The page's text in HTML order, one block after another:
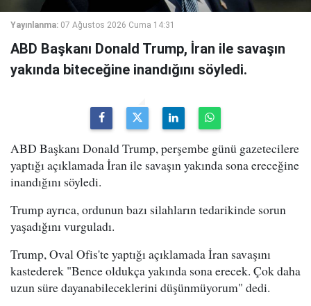
Yayınlanma: 07 Ağustos 2026 Cuma 14:31
ABD Başkanı Donald Trump, İran ile savaşın
yakında biteceğine inandığını söyledi.
ABD Başkanı Donald Trump, perşembe günü gazetecilere
yaptığı açıklamada İran ile savaşın yakında sona ereceğine
inandığını söyledi.
Trump ayrıca, ordunun bazı silahların tedarikinde sorun
yaşadığını vurguladı.
Trump, Oval Ofis'te yaptığı açıklamada İran savaşını
kastederek "Bence oldukça yakında sona erecek. Çok daha
uzun süre dayanabileceklerini düşünmüyorum" dedi.